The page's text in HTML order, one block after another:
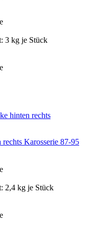
3 kg je Stück
Karosserie 87-95
2,4 kg je Stück